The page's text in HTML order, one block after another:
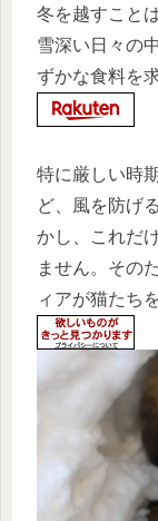
冬を越すこと
雪深い日々の
ずかな食料を
特に厳しい時
ど、風を防げ
かし、これだ
ません。その
ィアが猫たち